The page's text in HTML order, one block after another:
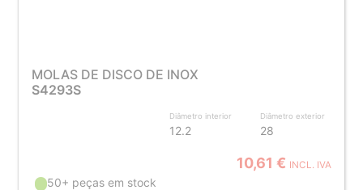
MOLAS DE DISCO DE INOX
S4293S
Diâmetro interior
12.2
Diâmetro exterior
28
10,61 € INCL. IVA
50+ peças em stock